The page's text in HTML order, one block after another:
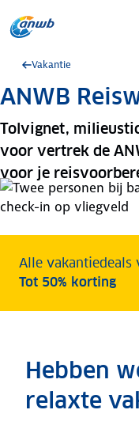
Vakantie
ANWB
Tolvignet,
voor vertrek de
voor je
Alle
Tot 50% korting
Hebben
relaxte